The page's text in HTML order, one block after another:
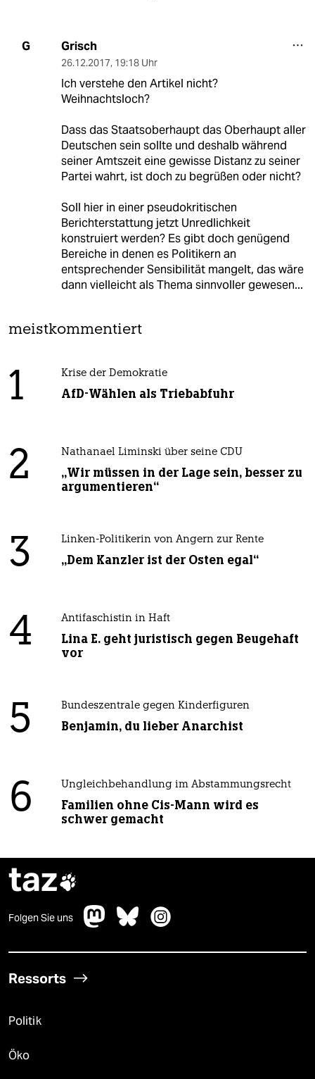
G Grisch
26.12.2017, 19:18 Uhr
Ich verstehe den Artikel nicht?
Weihnachtsloch?
Dass das Staatsoberhaupt das Oberhaupt aller
Deutschen sein sollte und deshalb während
seiner Amtszeit eine gewisse Distanz zu seiner
Partei wahrt, ist doch zu begrüßen oder nicht?
Soll hier in einer pseudokritischen
Berichterstattung jetzt Unredlichkeit
konstruiert werden? Es gibt doch genügend
Bereiche in denen es Politikern an
entsprechender Sensibilität mangelt, das wäre
dann vielleicht als Thema sinnvoller gewesen...
meistkommentiert
1 Krise der Demokratie
AfD-Wählen als Triebabfuhr
2 Nathanael Liminski über seine CDU
„Wir müssen in der Lage sein, besser zu
argumentieren“
3 Linken-Politikerin von Angern zur Rente
„Dem Kanzler ist der Osten egal“
4 Antifaschistin in Haft
Lina E. geht juristisch gegen Beugehaft
vor
5 Bundeszentrale gegen Kinderfiguren
Benjamin, du lieber Anarchist
6 Ungleichbehandlung im Abstammungsrecht
Familien ohne Cis-Mann wird es
schwer gemacht
taz
Folgen Sie uns
Ressorts
Politik
Öko